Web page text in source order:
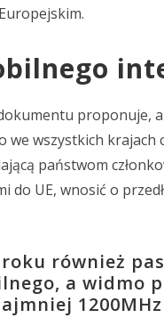
proponuje,
wszystkich krajach
państwom
do UE, wnosić o
również
a widmo